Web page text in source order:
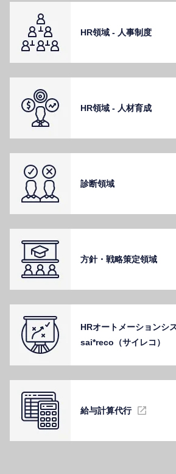
HR領域 - ⼈事制度
HR領域 - ⼈材育成
診断領域
⽅針・戦略策定領域
HRオートメーションシ
sai*reco（サイレコ）
給与計算代⾏